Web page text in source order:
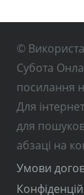
©
Субота
посилання
Для
для
абзаці на
Умови